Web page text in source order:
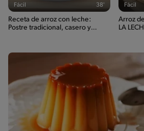
Fácil 38'
Receta de arroz con leche:
Postre tradicional, casero y
Fácil
Arroz
LA